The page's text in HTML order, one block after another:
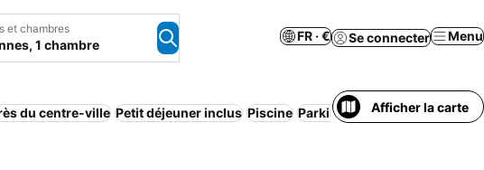
et chambres
1 chambre
FR · € Se connecter Menu
du centre-ville Petit déjeuner inclus Piscine Parking Climatisation
Afficher la carte